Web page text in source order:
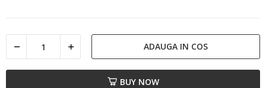
ADAUGA IN COS
BUY NOW